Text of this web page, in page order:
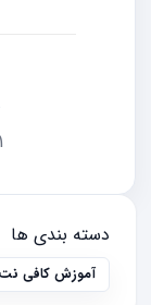
1
دسته بندی ها
آموزش کافی